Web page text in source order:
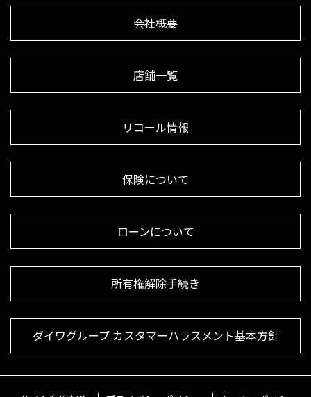
会社概要
店舗一覧
リコール情報
保険について
ローンについて
所有権解除手続き
ダイワグループ カスタマーハラスメント基本方針